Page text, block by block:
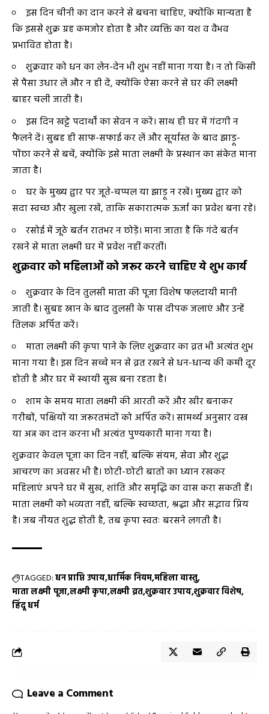
इस दिन चीनी का दान करने से बचना चाहिए, क्योंकि मान्यता है
कि इससे शुक्र ग्रह कमजोर होता है और व्यक्ति का यश व वैभव
प्रभावित होता है।
शुक्रवार को धन का लेन-देन भी शुभ नहीं माना गया है। न तो किसी
से पैसा उधार लें और न ही दें, क्योंकि ऐसा करने से घर की लक्ष्मी
बाहर चली जाती है।
इस दिन खट्टे पदार्थों का सेवन न करें। साथ ही घर में गंदगी न
फैलने दें। सुबह ही साफ-सफाई कर लें और सूर्यास्त के बाद झाड़ू-
पोंछा करने से बचें, क्योंकि इसे माता लक्ष्मी के प्रस्थान का संकेत माना
जाता है।
घर के मुख्य द्वार पर जूते-चप्पल या झाड़ू न रखें। मुख्य द्वार को
सदा स्वच्छ और खुला रखें, ताकि सकारात्मक ऊर्जा का प्रवेश बना रहे।
रसोई में जूठे बर्तन रातभर न छोड़ें। माना जाता है कि गंदे बर्तन
रखने से माता लक्ष्मी घर में प्रवेश नहीं करतीं।
शुक्रवार को महिलाओं को जरूर करने चाहिए ये शुभ कार्य
शुक्रवार के दिन तुलसी माता की पूजा विशेष फलदायी मानी
जाती है। सुबह स्नान के बाद तुलसी के पास दीपक जलाएं और उन्हें
तिलक अर्पित करें।
माता लक्ष्मी की कृपा पाने के लिए शुक्रवार का व्रत भी अत्यंत शुभ
माना गया है। इस दिन सच्चे मन से व्रत रखने से धन-धान्य की कमी दूर
होती है और घर में स्थायी सुख बना रहता है।
शाम के समय माता लक्ष्मी की आरती करें और खीर बनाकर
गरीबों, पक्षियों या जरूरतमंदों को अर्पित करें। सामर्थ्य अनुसार वस्त्र
या अन्न का दान करना भी अत्यंत पुण्यकारी माना गया है।
शुक्रवार केवल पूजा का दिन नहीं, बल्कि संयम, सेवा और शुद्ध
आचरण का अवसर भी है। छोटी-छोटी बातों का ध्यान रखकर
महिलाएं अपने घर में सुख, शांति और समृद्धि का वास करा सकती हैं।
माता लक्ष्मी को भव्यता नहीं, बल्कि स्वच्छता, श्रद्धा और सद्भाव प्रिय
है। जब नीयत शुद्ध होती है, तब कृपा स्वतः बरसने लगती है।
TAGGED:धन प्राप्ति उपायधार्मिक नियममहिला वास्तु
माता लक्ष्मी पूजालक्ष्मी कृपालक्ष्मी व्रतशुक्रवार उपायशुक्रवार विशेष
हिंदू धर्म
Leave a Comment